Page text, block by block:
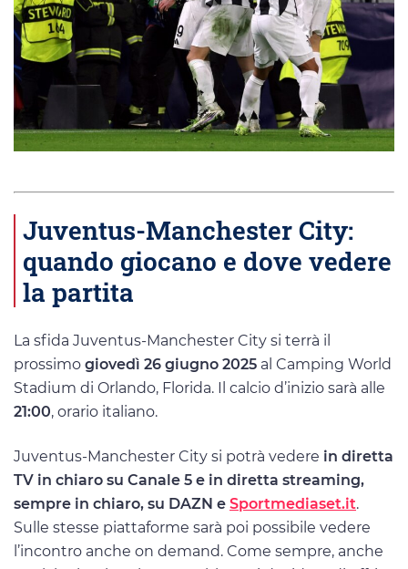
Juventus-Manchester City:
quando giocano e dove vedere
la partita
La sfida Juventus-Manchester City si terrà il
prossimo giovedì 26 giugno 2025 al Camping World
Stadium di Orlando, Florida. Il calcio d’inizio sarà alle
21:00, orario italiano.
Juventus-Manchester City si potrà vedere in diretta
TV in chiaro su Canale 5 e in diretta streaming,
sempre in chiaro, su DAZN e Sportmediaset.it.
Sulle stesse piattaforme sarà poi possibile vedere
l’incontro anche on demand. Come sempre, anche